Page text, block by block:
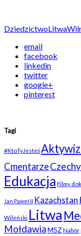
DziedzictwoLitwa
email
facebook
linkedin
twitter
google+
pinterest
Tagi
#KtoTyJesteś
CmentarzeCzechy
Edukacja Filmy
Jan Paweł II Kazachstan
Wileński Litwa
MołdawiaMSZ Nabór